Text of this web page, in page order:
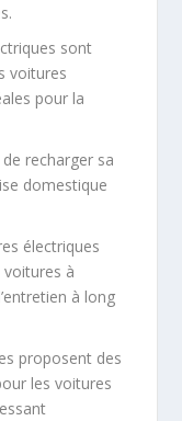
sont
voitures
pour la
recharger sa
domestique
électriques
voitures à
à long
proposent des
les voitures